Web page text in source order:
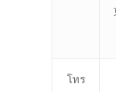
โทร